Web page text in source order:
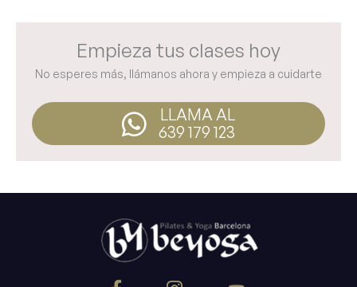
Empieza tus clases hoy
No esperes más, llámanos ahora y empieza a cuidarte
LLAMA AL
639 179 123